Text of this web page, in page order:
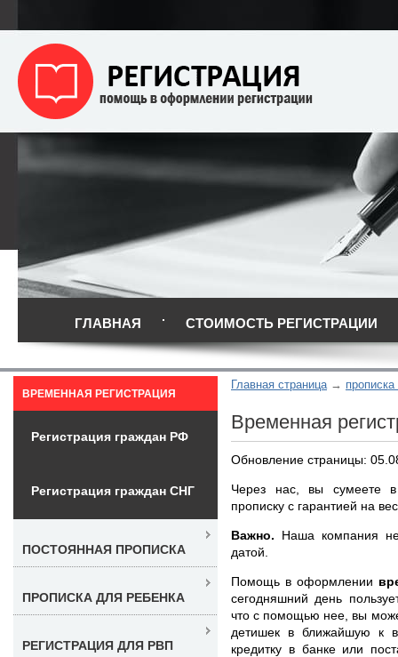
ГЛАВНАЯ СТОИМОСТЬ РЕГИСТРАЦИИ
Главная страница
Временная
Обновление страницы:
Через нас, вы сумеете в
прописку с гарантией на
Важно. Наша компания
датой.
Помощь в оформлении
сегодняшний день
что с помощью нее, вы
детишек в ближайшую к
кредитку в банке или
ВРЕМЕННАЯ РЕГИСТРАЦИЯ
Регистрация граждан РФ
Регистрация граждан СНГ
ПОСТОЯННАЯ ПРОПИСКА
ПРОПИСКА ДЛЯ РЕБЕНКА
РЕГИСТРАЦИЯ ДЛЯ РВП